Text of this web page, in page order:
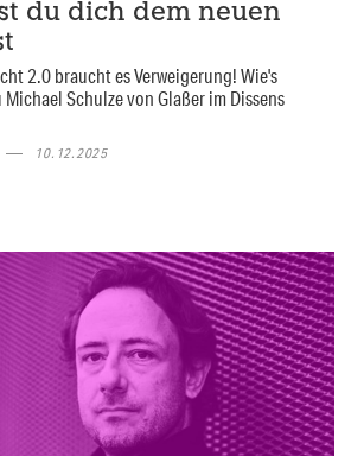
du dich dem neuen
2.0 braucht es Verweigerung! Wie's
Schulze von Glaßer im Dissens
10.12.2025